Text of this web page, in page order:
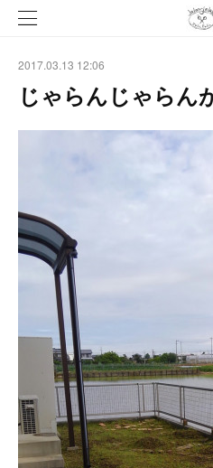
2017.03.13 12:06
じゃらんじゃらん